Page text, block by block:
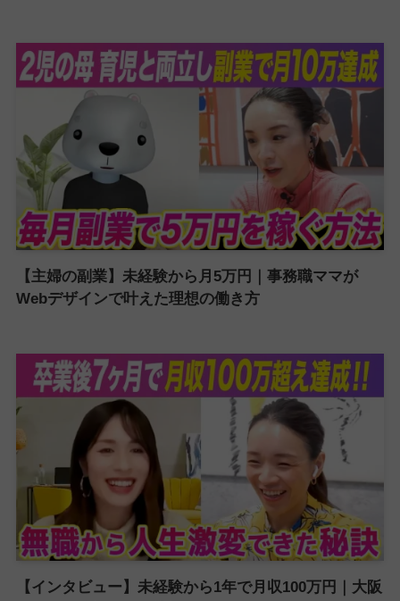
【主婦の副業】未経験から月5万円｜事務職ママが
Webデザインで叶えた理想の働き方
【インタビュー】未経験から1年で月収100万円｜大阪